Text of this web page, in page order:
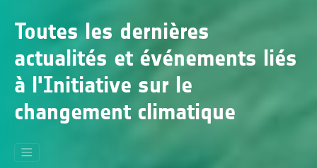
Toutes les dernières
actualités et événements liés
à l'Initiative sur le
changement climatique